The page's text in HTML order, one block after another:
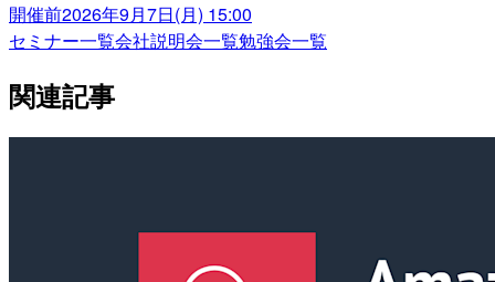
開催前2026年9月7日(月) 15:00
セミナー一覧会社説明会一覧勉強会一覧
関連記事